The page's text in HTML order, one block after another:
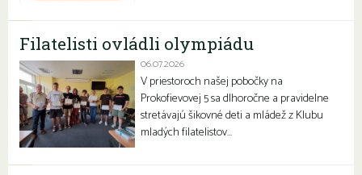
Filatelisti ovládli olympiádu
06.07.2026
V priestoroch našej pobočky na
Prokofievovej 5 sa dlhoročne a pravidelne
stretávajú šikovné deti a mládež z Klubu
mladých filatelistov…